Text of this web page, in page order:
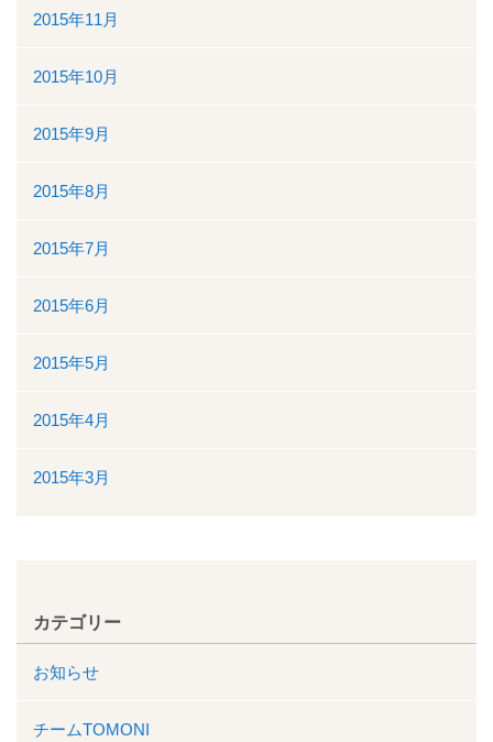
2015年11月
2015年10月
2015年9月
2015年8月
2015年7月
2015年6月
2015年5月
2015年4月
2015年3月
カテゴリー
お知らせ
チームTOMONI